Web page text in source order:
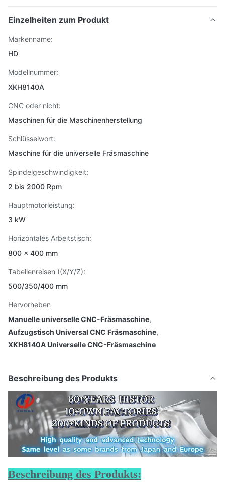
Einzelheiten zum Produkt
Markenname:
HD
Modellnummer:
XKH8140A
CNC oder nicht:
Maschinen für die Maschinenherstellung
Schlüsselwort:
Maschine für die universelle Fräsmaschine
Spindelgeschwindigkeit:
2 bis 2000 Rpm
Hauptmotorleistung:
3 kW
Horizontales Arbeitstisch:
800 × 400 mm
Tabellenreisen ((X/Y/Z):
500/350/400 mm
Hervorheben
Manuelle universelle CNC-Fräsmaschine,
Aufzugstisch Universal CNC Fräsmaschine,
XKH8140A Universelle CNC-Fräsmaschine
Beschreibung des Produkts
Beschreibung des Produkts: